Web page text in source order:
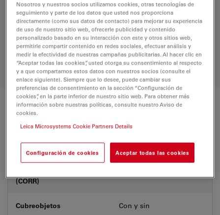
Encuentre la solución ideal. Explore
nuestroBuscador de Objetivos,
compare alternativas y encuentre la
opción que mejor se adapte a sus
necesidades.
Características
Número de producto
(CORR)
-
Cubreobjetos Con y sin
Nosotros y nuestros socios utilizamos cookies, otras tecnologías de
seguimiento y parte de los datos que usted nos proporciona
directamente (como sus datos de contacto) para mejorar su experiencia
de uso de nuestro sitio web, ofrecerle publicidad y contenido
personalizado basado en su interacción con este y otros sitios web,
permitirle compartir contenido en redes sociales, efectuar análisis y
medir la efectividad de nuestras campañas publicitarias. Al hacer clic en
“Aceptar todas las cookies”, usted otorga su consentimiento al respecto
y a que compartamos estos datos con nuestros socios (consulte el
enlace siguiente). Siempre que lo desee, puede cambiar sus
preferencias de consentimiento en la sección “Configuración de
cookies”, en la parte inferior de nuestro sitio web. Para obtener más
información sobre nuestras políticas, consulte nuestro Aviso de
cookies.
Leica Microsystems Cookie Partners Details
Configuración de cookies Aceptar todas las cookies